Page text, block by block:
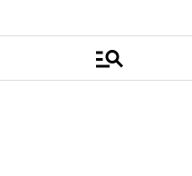
manage_search